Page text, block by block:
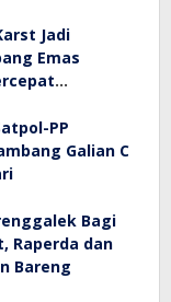
Jadi
Emas
PP
Galian C
Bagi
Raperda dan
Bareng